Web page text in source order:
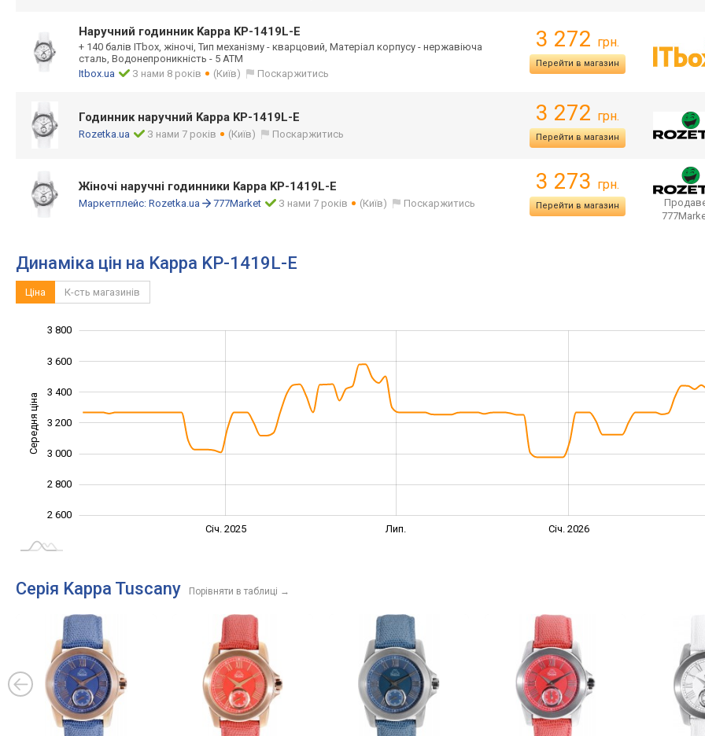
Наручний годинник Kappa KP-1419L-E
+ 140 балів ITbox, жіночі, Тип механізму - кварцовий, Матеріал корпусу - нержавіюча
сталь, Водонепроникність - 5 ATM
Itbox.ua
З нами 8 років (Київ) Поскаржитись
3 272 грн.
Перейти в магазин
Годинник наручний Kappa KP-1419L-E
Rozetka.ua З нами 7 років (Київ) Поскаржитись
3 272 грн.
Перейти в магазин
Жіночі наручні годинники Kappa KP-1419L-E
Маркетплейс: Rozetka.ua 777Market З нами 7 років (Київ) Поскаржитись
3 273 грн.
Перейти в магазин
Динаміка цін на Kappa KP-1419L-E
Ціна К-сть магазинів
Середня ціна 2 600
2 600
2 800
3 000
3 200
3 400
3 600
3 800
Січ. 2025 Лип. Січ. 2026
Серія Kappa Tuscany Порівняти в таблиці →